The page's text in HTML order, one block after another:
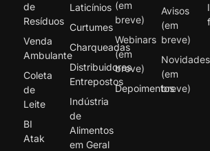
de
Resíduos
Venda
Ambulante
Coleta
de
Leite
BI
Atak
Laticínios
Curtumes
Charqueadas
Distribuidores
Entrepostos
Indústria
de
Alimentos
em Geral
(em
breve)
Webinars
(em
breve)
Depoimentos
Avisos
(em
breve)
Novidades
(em
breve)